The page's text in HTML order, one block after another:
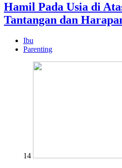
Hamil Pada Usia di
Tantangan dan
Ibu
Parenting
14